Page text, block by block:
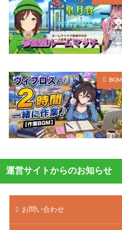
BGM
運営サイトからのお知らせ
お問い合わせ